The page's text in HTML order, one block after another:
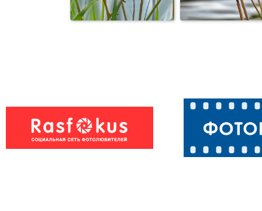
Выпь - птица
болотная
Как ни
всё равно не